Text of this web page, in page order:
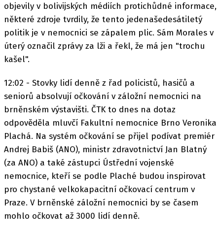
objevily v bolivijských médiích protichůdné informace,
některé zdroje tvrdily, že tento jedenašedesátiletý
politik je v nemocnici se zápalem plic. Sám Morales v
úterý označil zprávy za lži a řekl, že má jen "trochu
kašel".
12:02 - Stovky lidí denně z řad policistů, hasičů a
seniorů absolvují očkování v záložní nemocnici na
brněnském výstavišti. ČTK to dnes na dotaz
odpověděla mluvčí Fakultní nemocnice Brno Veronika
Plachá. Na systém očkování se přijel podívat premiér
Andrej Babiš (ANO), ministr zdravotnictví Jan Blatný
(za ANO) a také zástupci Ústřední vojenské
nemocnice, kteří se podle Plaché budou inspirovat
pro chystané velkokapacitní očkovací centrum v
Praze. V brněnské záložní nemocnici by se časem
mohlo očkovat až 3000 lidí denně.